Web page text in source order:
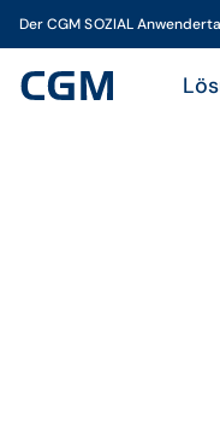
Der CGM SOZIAL